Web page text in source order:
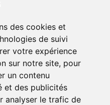
des cookies et
de suivi
votre expérience
sur notre site, pour
un contenu
et des publicités
analyser le trafic de